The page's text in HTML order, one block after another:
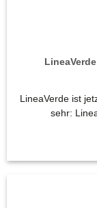
LineaVerde ist
sehr: